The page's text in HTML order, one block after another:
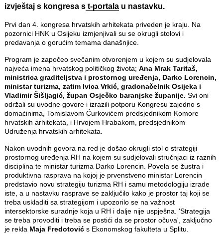
izvještaj s kongresa st-portalau nastavku.
Prvi dan 4. kongresa hrvatskih arhitekata priveden je kraju. Na
pozornici HNK u Osijeku izmjenjivali su se okrugli stolovi i
predavanja o gorućim temama današnjice.
Program je započeo svečanim otvorenjem u kojem su sudjelovala
najveća imena hrvatskog političkog života; Ana Mrak Taritaš,
ministrica graditeljstva i prostornog uređenja, Darko Lorencin,
ministar turizma, zatim Ivica Vrkić, gradonačelnik Osijeka i
Vladimir Šišljagić, župan Osječko baranjske županije. Svi oni
održali su uvodne govore i izrazili potporu Kongresu zajedno s
domaćinima, Tomislavom Ćurkovićem predsjednikom Komore
hrvatskih arhitekata, i Hrvojem Hrabakom, predsjednikom
Udruženja hrvatskih arhitekata.
Nakon uvodnih govora na red je došao okrugli stol o strategiji
prostornog uređenja RH na kojem su sudjelovali stručnjaci iz raznih
disciplina te ministar turizma Darko Lorencin. Povela se žustra i
produktivna rasprava na kojoj je prvenstveno ministar Lorencin
predstavio novu strategiju turizma RH i samu metodologiju izrade
iste, a u nastavku rasprave se zaključilo kako je prostor taj koji se
treba uskladiti sa strategijom i upozorilo se na važnost
intersektorske suradnje koja u RH i dalje nije uspješna. 'Strategija
se treba provoditi i treba se postići da se prostor očuva', zaključno
je rekla Maja Fredotovićs Ekonomskog fakulteta u Splitu.